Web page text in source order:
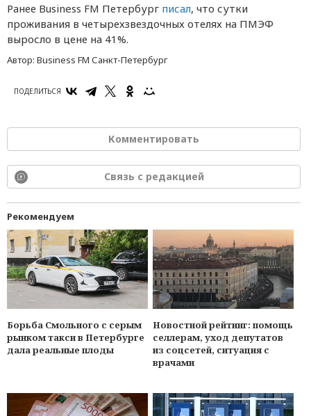
Ранее Business FM Петербург писал, что сутки
проживания в четырехзвездочных отелях на ПМЭФ
выросло в цене на 41%.
Автор: Business FM Санкт-Петербург
ПОДЕЛИТЬСЯ
Комментировать
Связь с редакцией
Рекомендуем
Борьба Смольного с серым
рынком такси в Петербурге
дала реальные плоды
Новостной рейтинг: помощь
селлерам, уход депутатов
из соцсетей, ситуация с
врачами